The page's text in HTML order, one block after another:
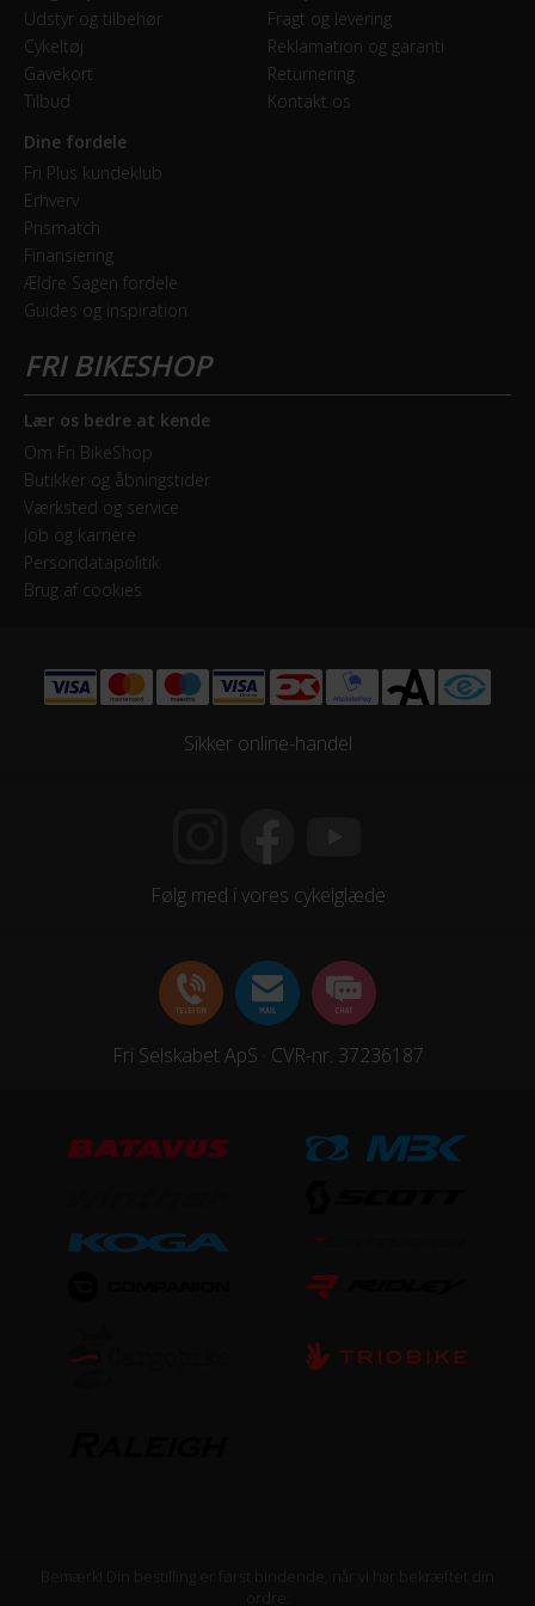
GEAR
Indvendige gear
Samlet antal gear
7
Skiftegreb
HJUL & DÆK
Hjul
28 tommer
Hjulstørrelse
28″
KOMPONENTER
Stelmateriale
Steltype
16,8 kg
Udstyr og tilbehør
Cykeltøj
Gavekort
Tilbud
Fragt og levering
Reklamation og garanti
Returnering
Kontakt os
Dine fordele
Fri Plus kundeklub
Erhverv
Prismatch
Finansiering
Ældre Sagen fordele
Guides og inspiration
Lær os bedre at kende
Om Fri BikeShop
Butikker og åbningstider
Værksted og service
Job og karriere
Persondatapolitik
Brug af cookies
Sikker online-handel
Følg med i vores cykelglæde
Fri Selskabet ApS · CVR-nr. 37236187